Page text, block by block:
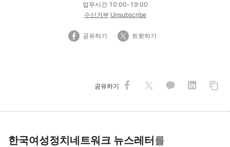
업무시간 10:00-19:00
수신거부 Unsubscribe
공유하기 트윗하기
공유하기
한국여성정치네트워크 뉴스레터를